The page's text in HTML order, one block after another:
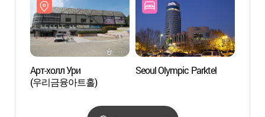
(올림픽공원체조경기장)
Арт-холл Ури
(우리금융아트홀)
Seoul Olympic Parktel